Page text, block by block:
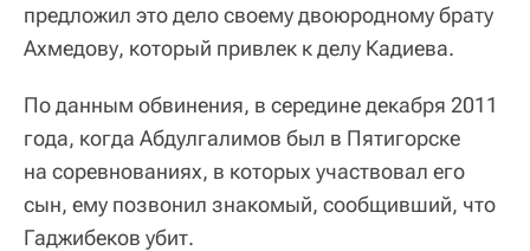
предложил это дело своему двоюродному брату
Ахмедову, который привлек к делу Кадиева.
По данным обвинения, в середине декабря 2011
года, когда Абдулгалимов был в Пятигорске
на соревнованиях, в которых участвовал его
сын, ему позвонил знакомый, сообщивший, что
Гаджибеков убит.